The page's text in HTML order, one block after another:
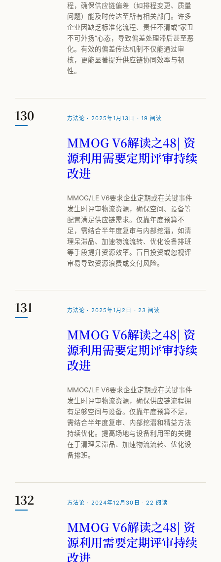
程，确保供应链偏差（如排程变更、质量
问题）能及时传达至所有相关部门。许多
企业因缺乏标准化流程、责任不清或“家丑
不可外扬”心态，导致偏差处理滞后甚至恶
化。有效的偏差传达机制不仅能通过审
核，更能显著提升供应链协同效率与韧
性。
130 方法论 · 2025年1月13日 · 19 阅读
MMOG V6解读之48| 资
源利用需要定期评审持续
改进
MMOG/LE V6要求企业定期或在关键事件
发生时评审物流资源，确保空间、设备等
配置满足供应链需求。仅靠年度预算不
足，需结合半年度复审与内部挖潜，如清
理呆滞品、加速物流流转、优化设备排班
等手段提升资源效率。盲目投资或忽视评
审易导致资源浪费或交付风险。
131 方法论 · 2025年1月2日 · 23 阅读
MMOG V6解读之48| 资
源利用需要定期评审持续
改进
MMOG/LE V6要求企业定期或在关键事件
发生时评审物流资源，确保供应链流程拥
有足够空间与设备。仅靠年度预算不足，
需结合半年度复审、内部挖潜和精益方法
持续优化。提高场地与设备利用率的关键
在于清理呆滞品、加速物流流转、优化设
备排班。
132 方法论 · 2024年12月30日 · 22 阅读
MMOG V6解读之48| 资
源利用需要定期评审持续
改进